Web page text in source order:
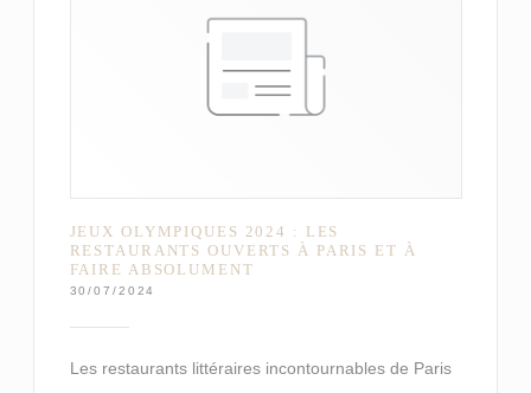
JEUX OLYMPIQUES 2024 : LES
RESTAURANTS OUVERTS À PARIS ET À
FAIRE ABSOLUMENT
30/07/2024
Les restaurants littéraires incontournables de Paris